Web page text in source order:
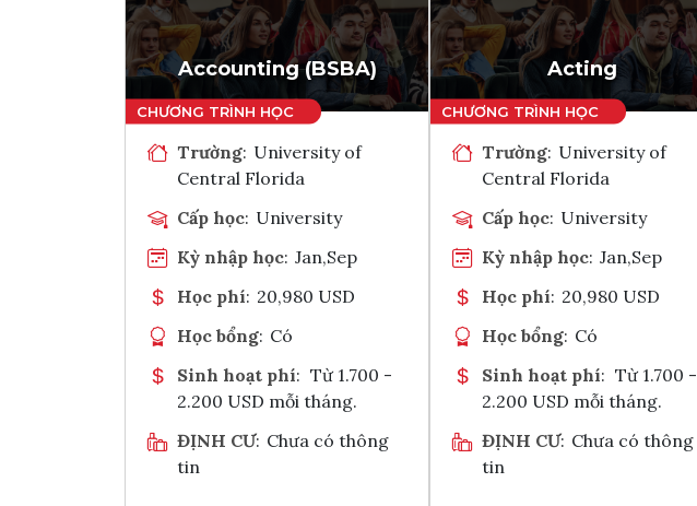
Accounting (BSBA)
Trường: University of
Central Florida
Cấp học: University
Kỳ nhập học: Jan,Sep
Học phí: 20,980 USD
Học bổng: Có
Sinh hoạt phí: Từ 1.700 -
2.200 USD mỗi tháng.
ĐỊNH CƯ: Chưa có thông
tin
Acting
Trường: University of
Central Florida
Cấp học: University
Kỳ nhập học: Jan,Sep
Học phí: 20,980 USD
Học bổng: Có
Sinh hoạt phí: Từ 1.700 -
2.200 USD mỗi tháng.
ĐỊNH CƯ: Chưa có thông
tin